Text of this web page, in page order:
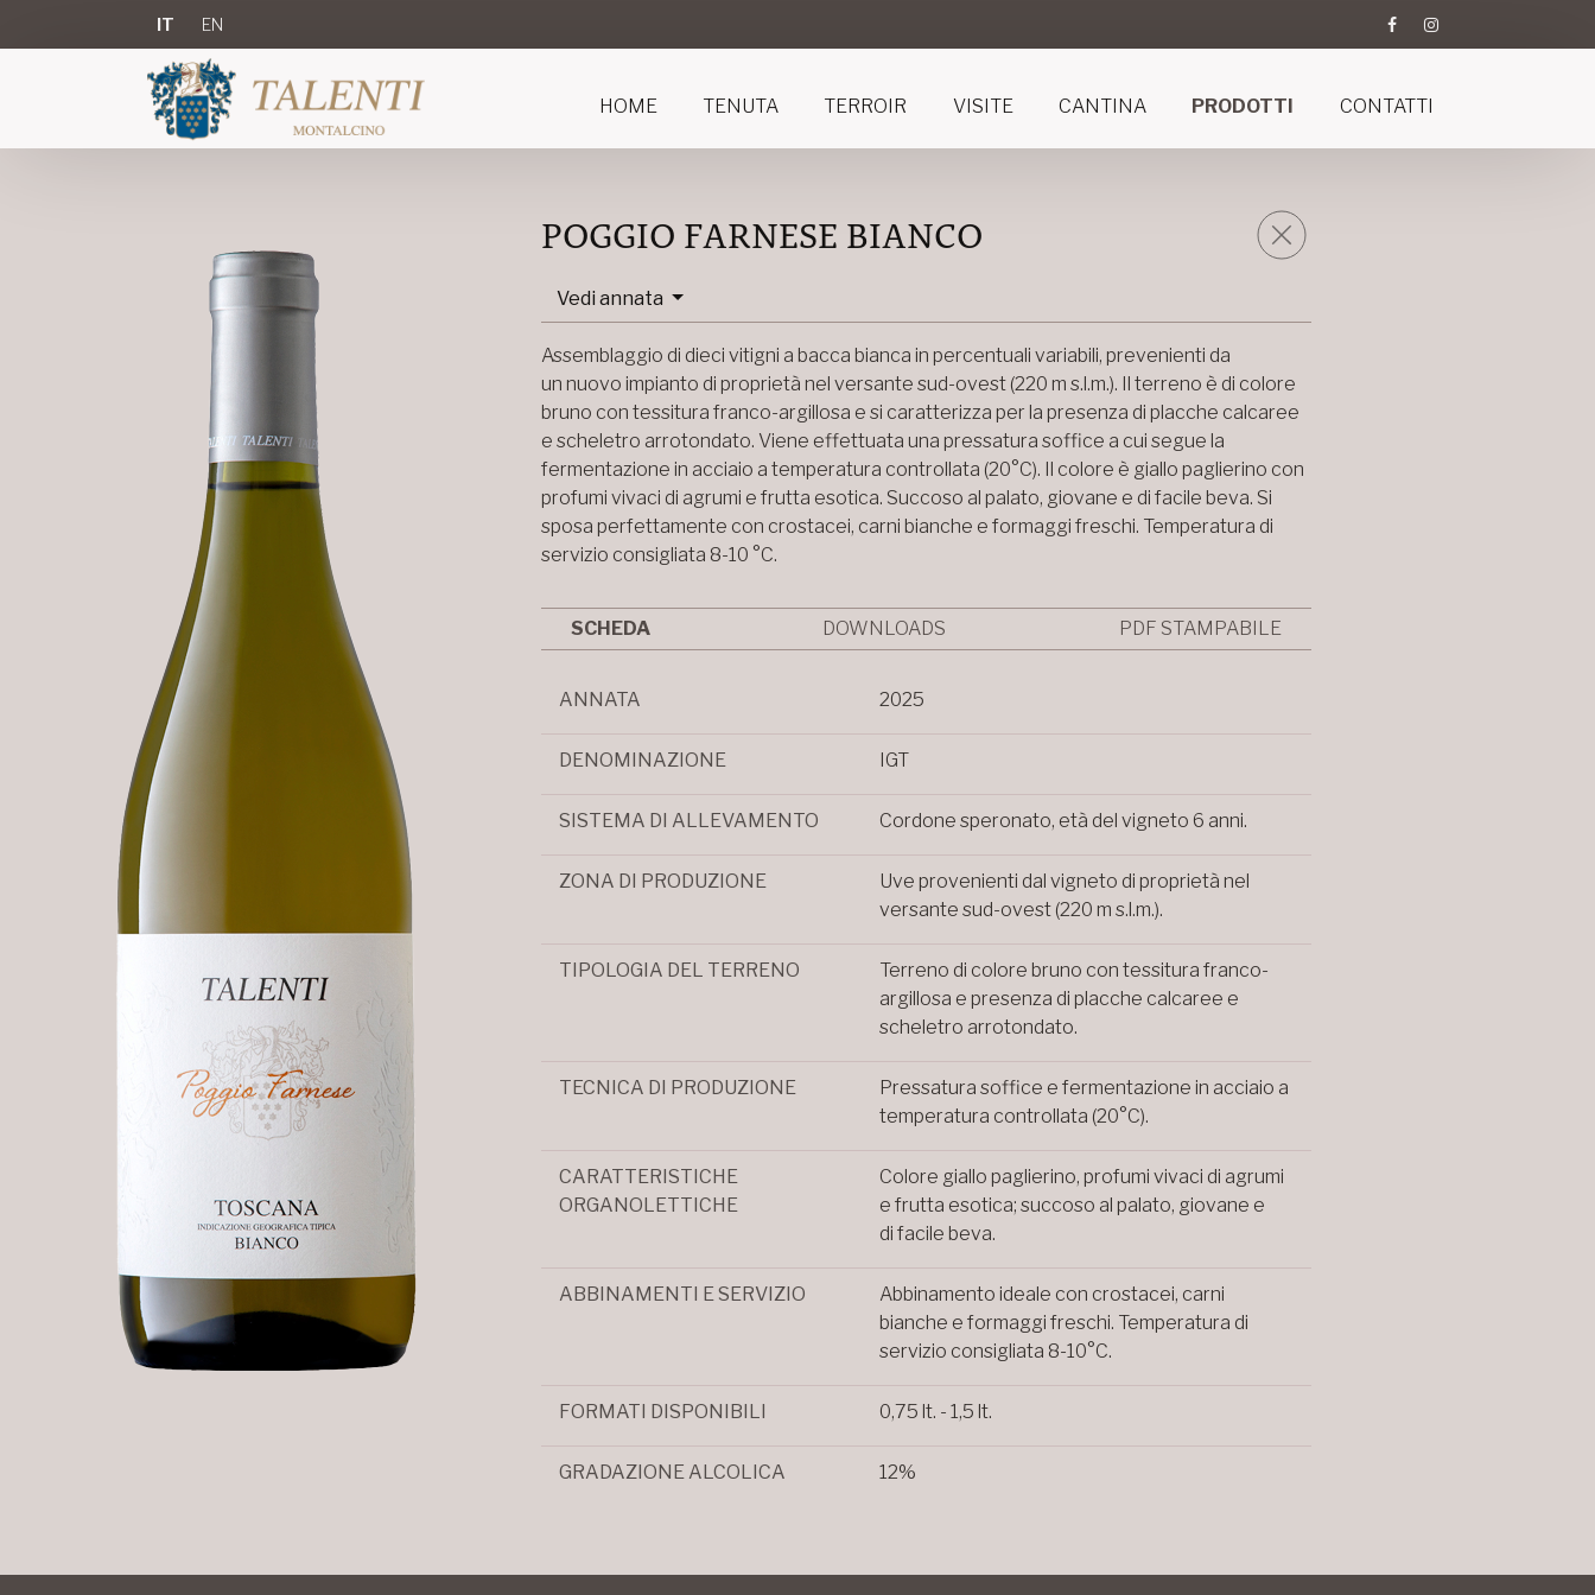
IT EN
HOME TENUTA TERROIR VISITE CANTINA PRODOTTI CONTATTI
POGGIO FARNESE BIANCO
Vedi annata
Assemblaggio di dieci vitigni a bacca bianca in percentuali variabili, prevenienti da
un nuovo impianto di proprietà nel versante sud-ovest (220 m s.l.m.). Il terreno è di colore
bruno con tessitura franco-argillosa e si caratterizza per la presenza di placche calcaree
e scheletro arrotondato. Viene effettuata una pressatura soffice a cui segue la
fermentazione in acciaio a temperatura controllata (20°C). Il colore è giallo paglierino con
profumi vivaci di agrumi e frutta esotica. Succoso al palato, giovane e di facile beva. Si
sposa perfettamente con crostacei, carni bianche e formaggi freschi. Temperatura di
servizio consigliata 8-10 °C.
SCHEDA DOWNLOADS PDF STAMPABILE
ANNATA 2025
DENOMINAZIONE IGT
SISTEMA DI ALLEVAMENTO Cordone speronato, età del vigneto 6 anni.
ZONA DI PRODUZIONE
Uve provenienti dal vigneto di proprietà nel
versante sud-ovest (220 m s.l.m.).
TIPOLOGIA DEL TERRENO
Terreno di colore bruno con tessitura franco-
argillosa e presenza di placche calcaree e
scheletro arrotondato.
TECNICA DI PRODUZIONE
Pressatura soffice e fermentazione in acciaio a
temperatura controllata (20°C).
CARATTERISTICHE
ORGANOLETTICHE
Colore giallo paglierino, profumi vivaci di agrumi
e frutta esotica; succoso al palato, giovane e
di facile beva.
ABBINAMENTI E SERVIZIO
Abbinamento ideale con crostacei, carni
bianche e formaggi freschi. Temperatura di
servizio consigliata 8-10°C.
FORMATI DISPONIBILI 0,75 lt. - 1,5 lt.
GRADAZIONE ALCOLICA 12%